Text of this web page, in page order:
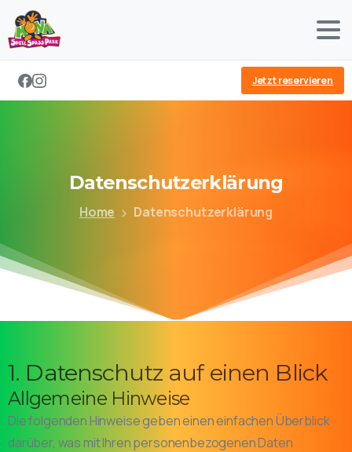
Jetzt reservieren
Datenschutzerklärung
Home Datenschutzerklärung
1. Datenschutz auf einen Blick
Allgemeine Hinweise
Die folgenden Hinweise geben einen einfachen Überblick
darüber, was mit Ihren personenbezogenen Daten